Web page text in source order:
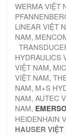
WERMA VIỆT
LINEAR VIỆT
NAM,
HYDRAULICS
VIỆT NAM,
VIỆT NAM,
NAM, M+S
NAM, AUTEC
NAM,
HEIDENHAIN
HAUSER